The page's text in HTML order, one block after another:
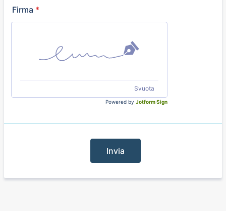
Firma *
Svuota
Powered by Jotform Sign
Invia